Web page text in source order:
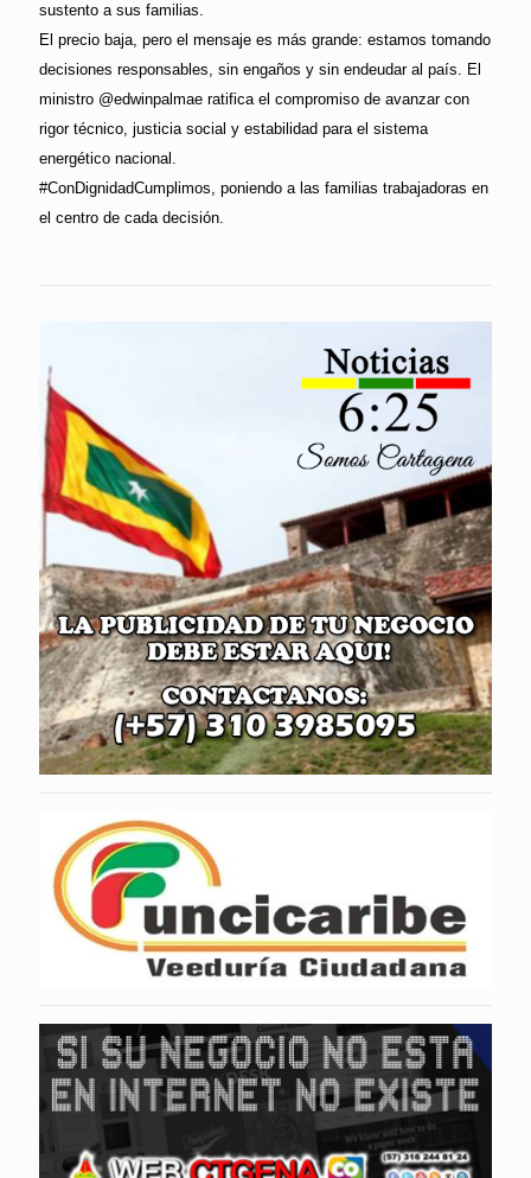
sustento a sus familias.
El precio baja, pero el mensaje es más grande: estamos tomando
decisiones responsables, sin engaños y sin endeudar al país. El
ministro @edwinpalmae ratifica el compromiso de avanzar con
rigor técnico, justicia social y estabilidad para el sistema
energético nacional.
#ConDignidadCumplimos, poniendo a las familias trabajadoras en
el centro de cada decisión.